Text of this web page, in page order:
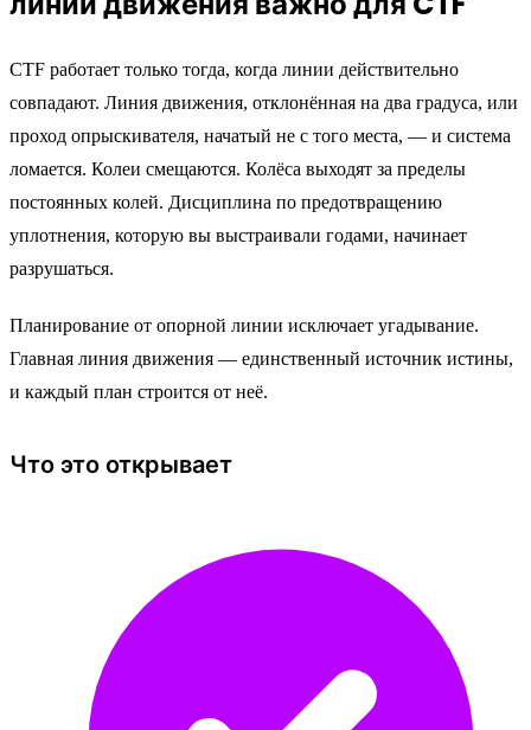
CTF работает только тогда, когда линии действительно
совпадают. Линия движения, отклонённая на два градуса, или
проход опрыскивателя, начатый не с того места, — и система
ломается. Колеи смещаются. Колёса выходят за пределы
постоянных колей. Дисциплина по предотвращению
уплотнения, которую вы выстраивали годами, начинает
разрушаться.
Планирование от опорной линии исключает угадывание.
Главная линия движения — единственный источник истины,
и каждый план строится от неё.
Что это открывает